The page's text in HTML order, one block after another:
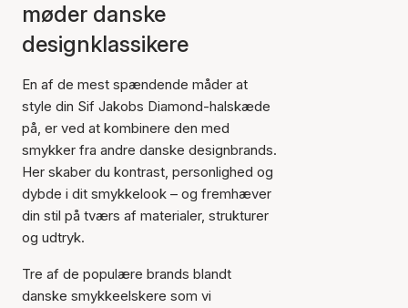
møder danske
designklassikere
En af de mest spændende måder at
style din Sif Jakobs Diamond-halskæde
på, er ved at kombinere den med
smykker fra andre danske designbrands.
Her skaber du kontrast, personlighed og
dybde i dit smykkelook – og fremhæver
din stil på tværs af materialer, strukturer
og udtryk.
Tre af de populære brands blandt
danske smykkeelskere som vi